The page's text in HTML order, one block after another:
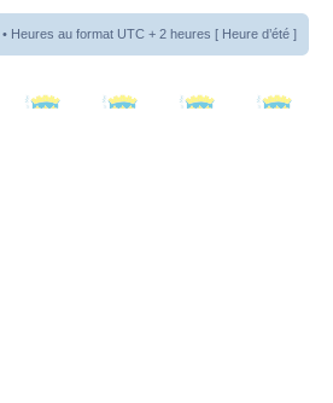
• Heures au format UTC + 2 heures [ Heure d’été ]